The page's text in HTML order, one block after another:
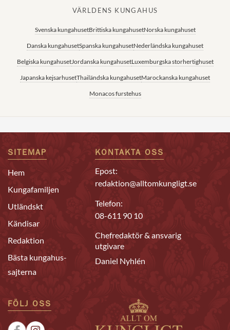
VÄRLDENS KUNGAHUS
Svenska kungahusetBrittiska kungahusetNorska kungahuset
Danska kungahusetSpanska kungahusetNederländska kungahuset
Belgiska kungahusetJordanska kungahusetLuxemburgska storhertighuset
Japanska kejsarhusetThailändska kungahusetMarockanska kungahuset
Monacos furstehus
SITEMAP
Hem
Kungafamiljen
Utländskt
Kändisar
Redaktion
Bästa kungahus-
sajterna
KONTAKTA OSS
Epost:
redaktion@alltomkungligt.se
Telefon:
08-611 90 10
Chefredaktör & ansvarig
utgivare
Daniel Nyhlén
FÖLJ OSS